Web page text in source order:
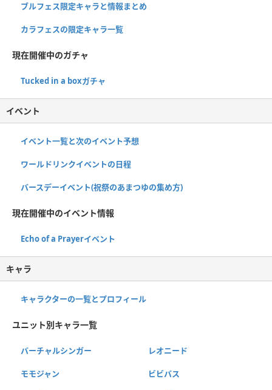
ブルフェス限定キャラと情報まとめ
カラフェスの限定キャラ一覧
現在開催中のガチャ
Tucked in a boxガチャ
イベント
イベント一覧と次のイベント予想
ワールドリンクイベントの日程
バースデーイベント(祝祭のあまつゆの集め方)
現在開催中のイベント情報
Echo of a Prayerイベント
キャラ
キャラクターの一覧とプロフィール
ユニット別キャラ一覧
バーチャルシンガー レオニード
モモジャン ビビバス